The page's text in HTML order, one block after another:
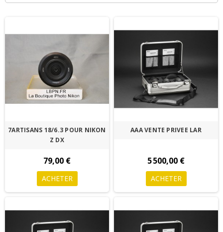
7ARTISANS 18/6.3 POUR NIKON
Z DX
79,00 €
ACHETER
AAA VENTE PRIVEE LAR
5 500,00 €
ACHETER